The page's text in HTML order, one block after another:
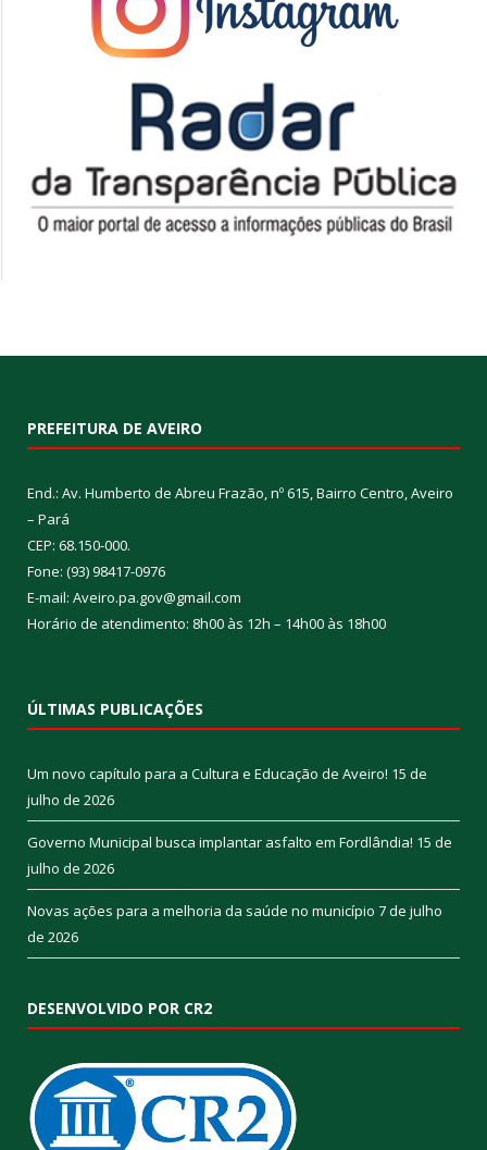
PREFEITURA DE AVEIRO
End.: Av. Humberto de Abreu Frazão, nº 615, Bairro Centro, Aveiro
– Pará
CEP: 68.150-000.
Fone: (93) 98417-0976
E-mail: Aveiro.pa.gov@gmail.com
Horário de atendimento: 8h00 às 12h – 14h00 às 18h00
ÚLTIMAS PUBLICAÇÕES
Um novo capítulo para a Cultura e Educação de Aveiro! 15 de
julho de 2026
Governo Municipal busca implantar asfalto em Fordlândia! 15 de
julho de 2026
Novas ações para a melhoria da saúde no município 7 de julho
de 2026
DESENVOLVIDO POR CR2